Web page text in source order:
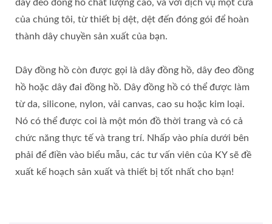
dây đeo đồng hồ chất lượng cao, và với dịch vụ một cửa
của chúng tôi, từ thiết bị dệt, dệt đến đóng gói để hoàn
thành dây chuyền sản xuất của bạn.
Dây đồng hồ còn được gọi là dây đồng hồ, dây đeo đồng
hồ hoặc dây đai đồng hồ. Dây đồng hồ có thể được làm
từ da, silicone, nylon, vải canvas, cao su hoặc kim loại.
Nó có thể được coi là một món đồ thời trang và có cả
chức năng thực tế và trang trí. Nhấp vào phía dưới bên
phải để điền vào biểu mẫu, các tư vấn viên của KY sẽ đề
xuất kế hoạch sản xuất và thiết bị tốt nhất cho bạn!